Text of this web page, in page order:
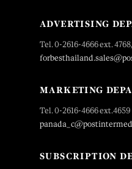
ADVERTISING
Tel. 0-2616-4666 ext.
MARKETING
Tel. 0-2616-4666 ext.4659
SUBSCRIPTION